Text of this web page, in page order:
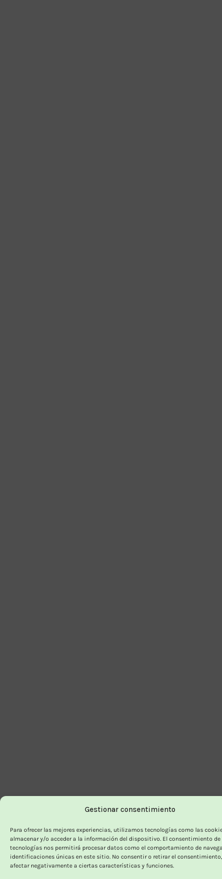
Gestionar consentimiento
Para ofrecer las mejores experiencias, utilizamos tecnologías como las
almacenar y/o acceder a la información del dispositivo. El consentimiento de
tecnologías nos permitirá procesar datos como el comportamiento de
identificaciones únicas en este sitio. No consentir o retirar el
afectar negativamente a ciertas características y funciones.